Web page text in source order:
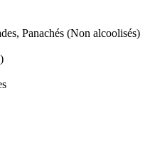
Panachés (Non alcoolisés)